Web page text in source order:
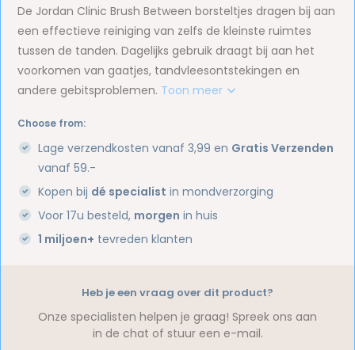
De Jordan Clinic Brush Between borsteltjes dragen bij aan
een effectieve reiniging van zelfs de kleinste ruimtes
tussen de tanden. Dagelijks gebruik draagt bij aan het
voorkomen van gaatjes, tandvleesontstekingen en
andere gebitsproblemen. Toon meer
Choose from:
Lage verzendkosten vanaf 3,99 en Gratis Verzenden
vanaf 59.-
Kopen bij dé specialist in mondverzorging
Voor 17u besteld, morgen in huis
1 miljoen+ tevreden klanten
Heb je een vraag over dit product?
Onze specialisten helpen je graag! Spreek ons aan
in de chat of stuur een e-mail.